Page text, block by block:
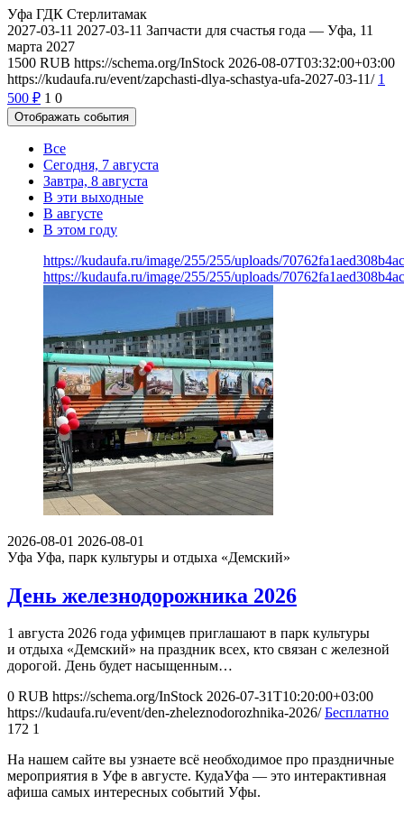
Уфа ГДК Стерлитамак
2027-03-11 2027-03-11 Запчасти для счастья года — Уфа, 11
марта 2027
1500 RUB https://schema.org/InStock 2026-08-07T03:32:00+03:00
https://kudaufa.ru/event/zapchasti-dlya-schastya-ufa-2027-03-11/ 1
500 ₽ 1 0
Отображать события
Все
Сегодня, 7 августа
Завтра, 8 августа
В эти выходные
В августе
В этом году
https://kudaufa.ru/image/255/255/uploads/
https://kudaufa.ru/image/255/255/uploads/
2026-08-01 2026-08-01
Уфа Уфа, парк культуры и отдыха «Демский»
День железнодорожника 2026
1 августа 2026 года уфимцев приглашают в парк культуры
и отдыха «Демский» на праздник всех, кто связан с железной
дорогой. День будет насыщенным…
0 RUB https://schema.org/InStock 2026-07-31T10:20:00+03:00
https://kudaufa.ru/event/den-zheleznodorozhnika-2026/ Бесплатно
172 1
На нашем сайте вы узнаете всё необходимое про праздничные
мероприятия в Уфе в августе. КудаУфа — это интерактивная
афиша самых интересных событий Уфы.